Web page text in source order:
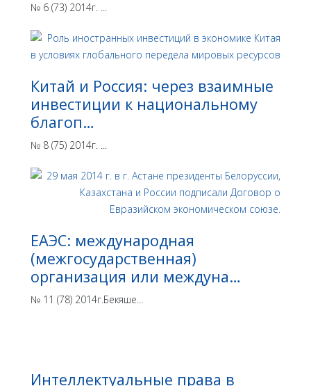
№ 6 (73) 2014г. ...
Китай и Россия: через взаимные
инвестиции к национальному
благоп…
№ 8 (75) 2014г. ...
ЕАЭС: международная
(межгосударственная)
организация или междуна…
№ 11 (78) 2014г.Бекяше...
Интеллектуальные права в